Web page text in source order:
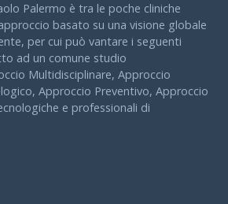
Palermo è tra le poche cliniche
basato su una visione globale
per cui può vantare i seguenti
ad un comune studio
Multidisciplinare, Approccio
Approccio Preventivo, Approccio
e professionali di